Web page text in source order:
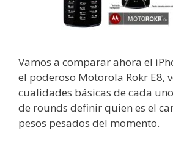
Vamos a comparar ahora el
el poderoso Motorola Rokr E8,
cualidades básicas de cada
de rounds definir quien es el
pesos pesados del momento.